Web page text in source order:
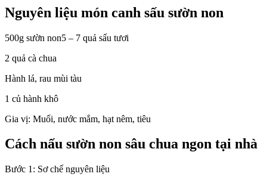
Nguyên liệu món canh sấu sườn non
500g sườn non5 – 7 quả sấu tươi
2 quả cà chua
Hành lá, rau mùi tàu
1 củ hành khô
Gia vị: Muối, nước mắm, hạt nêm, tiêu
Cách nấu sườn non sâu chua ngon tại nhà
Bước 1: Sơ chế nguyên liệu